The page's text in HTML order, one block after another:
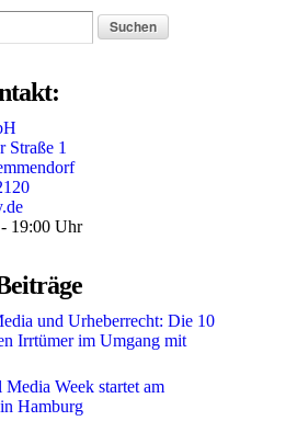
Straße 1
19:00 Uhr
und Urheberrecht: Die 10
Irrtümer im Umgang mit
Media Week startet am
Hamburg